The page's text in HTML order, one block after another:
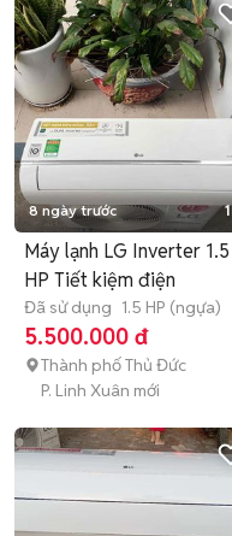
8 ngày trước 1
Máy lạnh LG Inverter 1.5
HP Tiết kiệm điện
Đã sử dụng 1.5 HP (ngựa)
5.500.000 đ
Thành phố Thủ Đức
P. Linh Xuân mới